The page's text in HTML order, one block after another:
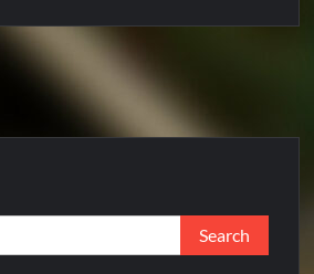
Search
for: